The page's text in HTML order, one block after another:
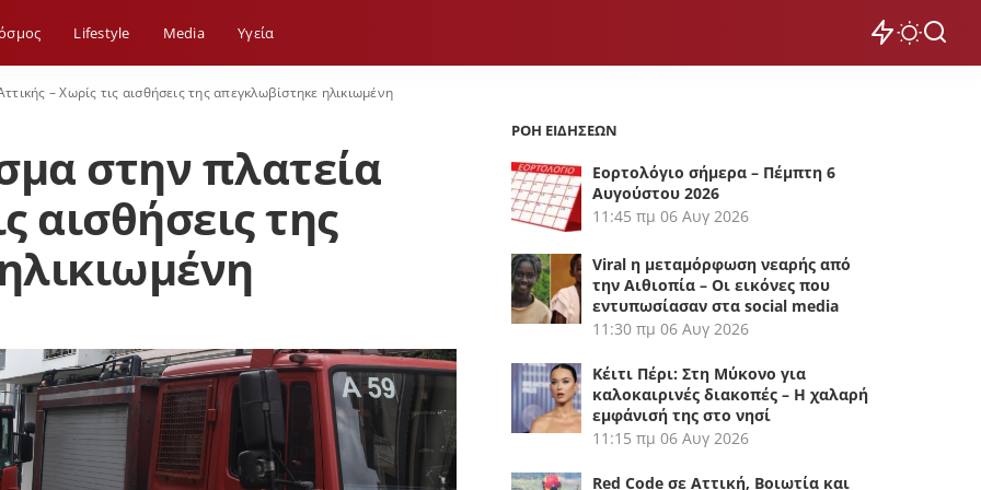
Lifestyle Media Yγεία
– Χωρίς τις αισθήσεις της απεγκλωβίστηκε ηλικιωμένη
στην πλατεία
αισθήσεις της
ΡΟΗ ΕΙΔΗΣΕΩΝ
Εορτολόγιο σήμερα – Πέμπτη 6
Αυγούστου 2026
11:45 πμ 06 Αυγ 2026
Viral η μεταμόρφωση νεαρής από
την Αιθιοπία – Οι εικόνες που
εντυπωσίασαν στα social media
11:30 πμ 06 Αυγ 2026
Κέιτι Πέρι: Στη Μύκονο για
καλοκαιρινές διακοπές – Η χαλαρή
εμφάνισή της στο νησί
11:15 πμ 06 Αυγ 2026
Red Code σε Αττική, Βοιωτία και